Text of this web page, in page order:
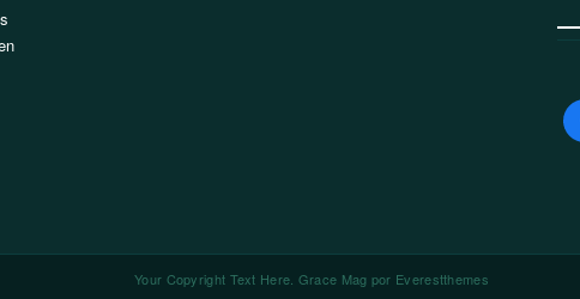
Your Copyright Text Here. Grace Mag por Everestthemes